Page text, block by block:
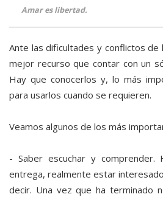
Amar es libertad.
Ante las dificultades y conflictos de
mejor recurso que contar con un
Hay que conocerlos y, lo más
para usarlos cuando se requieren.
Veamos algunos de los más
- Saber escuchar y comprender.
entrega, realmente estar
decir. Una vez que ha terminado